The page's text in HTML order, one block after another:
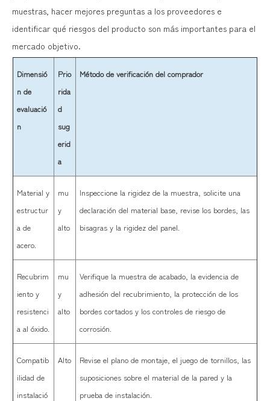
muestras, hacer mejores preguntas a los proveedores e
identificar qué riesgos del producto son más importantes para el
mercado objetivo.
Dimensió
n de
evaluació
n
Prio
rida
d
sug
erid
a
Método de verificación del comprador
Material y
estructur
a de
acero.
mu
y
alto
Inspeccione la rigidez de la muestra, solicite una
declaración del material base, revise los bordes, las
bisagras y la rigidez del panel.
Recubrim
iento y
resistenci
a al óxido.
mu
y
alto
Verifique la muestra de acabado, la evidencia de
adhesión del recubrimiento, la protección de los
bordes cortados y los controles de riesgo de
corrosión.
Compatib
ilidad de
instalació
Alto
Revise el plano de montaje, el juego de tornillos, las
suposiciones sobre el material de la pared y la
prueba de instalación.